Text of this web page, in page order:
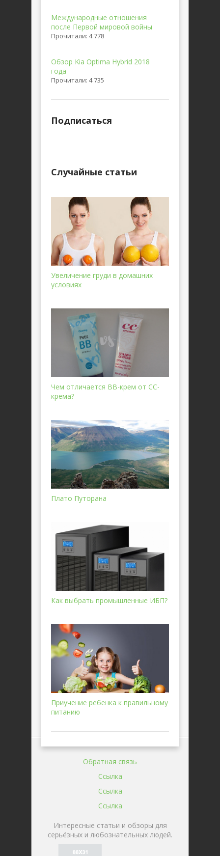
Международные отношения
после Первой мировой войны
Прочитали: 4 778
Обзор Kia Optima Hybrid 2018
года
Прочитали: 4 735
Подписаться
Случайные статьи
Увеличение груди в домашних
условиях
Чем отличается BB-крем от CC-
крема?
Плато Путорана
Как выбрать промышленные ИБП?
Приучение ребенка к правильному
питанию
Обратная связь
Ссылка
Ссылка
Ссылка
Интересные статьи и обзоры для
серьёзных и любознательных людей.